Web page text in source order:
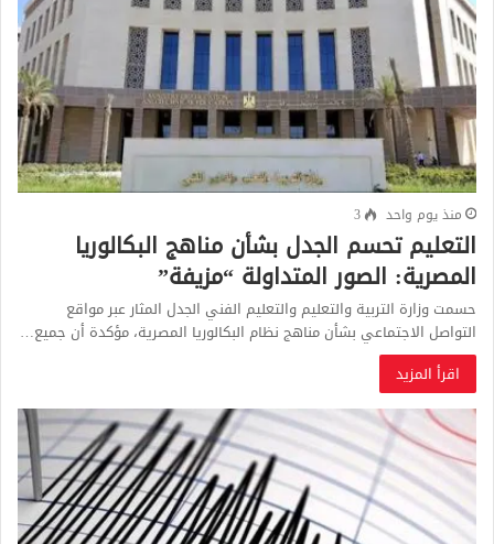
منذ يوم واحد 3
التعليم تحسم الجدل بشأن مناهج البكالوريا
المصرية: الصور المتداولة “مزيفة”
حسمت وزارة التربية والتعليم والتعليم الفني الجدل المثار عبر مواقع
التواصل الاجتماعي بشأن مناهج نظام البكالوريا المصرية، مؤكدة أن جميع…
اقرأ المزيد